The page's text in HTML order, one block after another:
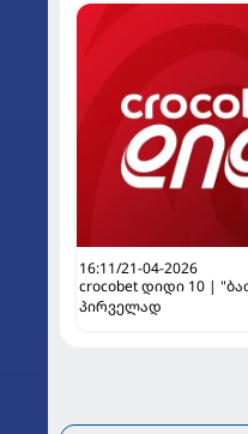
16:11/21-04-2026
crocobet დიდი 10 |
პირველად